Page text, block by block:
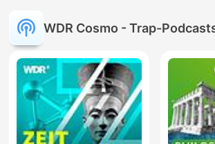
WDR Cosmo - Trap-